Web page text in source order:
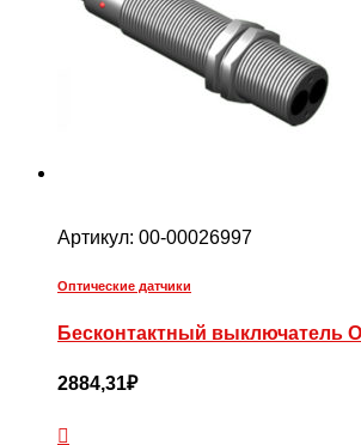
Артикул: 00-00026997
Оптические датчики
Бесконтактный выключатель
2884,31₽